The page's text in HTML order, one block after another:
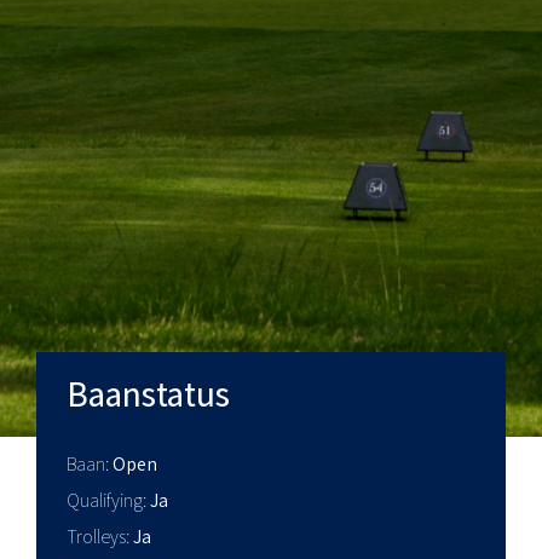
Baanstatus
Baan Open
Qualifying Ja
Trolleys Ja